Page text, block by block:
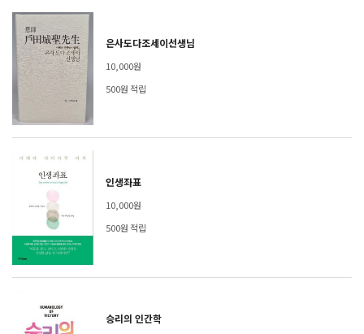
은사도다조세이선생님
10,000원
500원 적립
인생좌표
10,000원
500원 적립
승리의 인간학